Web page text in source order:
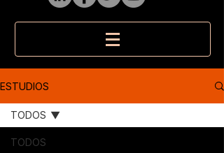
ESTUDIOS
TODOS
TODOS